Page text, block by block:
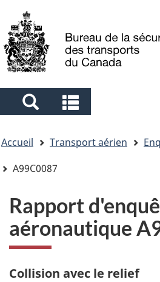
totoà
la
Sélection
de
la
langue
Search
and
menus
and
menus
êtes
ici
Accueil Transport aérien
A99C0087
Rapport
aéronautique
Collision avec le relief